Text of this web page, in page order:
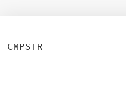
CMPSTR